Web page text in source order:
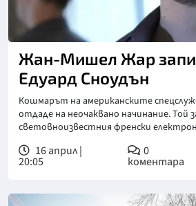
Жан-Мишел Жар
Едуард Сноудън
Кошмарът на американските
отдаде на неочаквано начинание. Той
световноизвестния френски
16 април |
20:05
0
коментара